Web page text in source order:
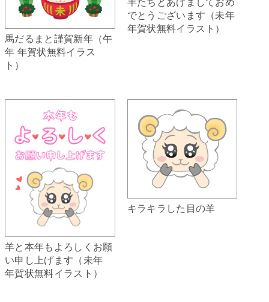
馬だるまと謹賀新年（午
年 年賀状無料イラス
ト）
でとうございます（未年
年賀状無料イラスト）
羊と本年もよろしくお願
い申し上げます（未年
年賀状無料イラスト）
キラキラした目の羊